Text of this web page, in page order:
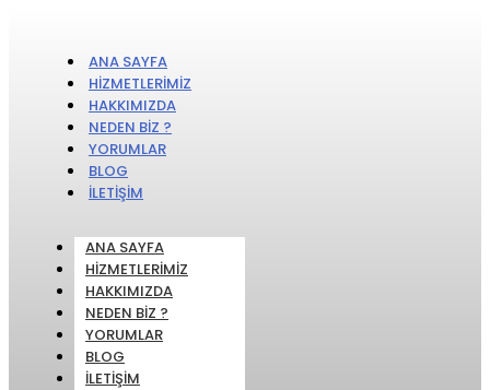
ANA SAYFA
HIZMETLERIMIZ
HAKKIMIZDA
NEDEN BIZ ?
YORUMLAR
BLOG
İLETIŞIM
ANA SAYFA
HIZMETLERIMIZ
HAKKIMIZDA
NEDEN BIZ ?
YORUMLAR
BLOG
İLETIŞIM